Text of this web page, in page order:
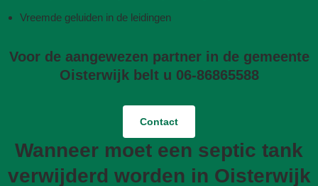
Vreemde geluiden in de leidingen
Voor de aangewezen partner in de gemeente
Oisterwijk belt u 06-86865588
Contact
Wanneer moet een septic tank
verwijderd worden in Oisterwijk